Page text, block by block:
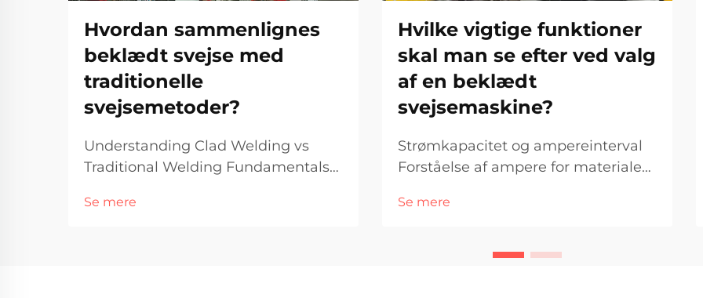
Hvordan sammenlignes
beklædt svejse med
traditionelle
svejsemetoder?
Understanding Clad Welding vs
Traditional Welding Fundamentals
sommetider kaldet beklædning,
Se mere
Hvilke vigtige funktioner
skal man se efter ved valg
af en beklædt
svejsemaskine?
Strømkapacitet og ampereinterval
Forståelse af ampere for materiale
svejsning af forskellige materiale
rolle i, hvad der faktisk fungerer
Se mere